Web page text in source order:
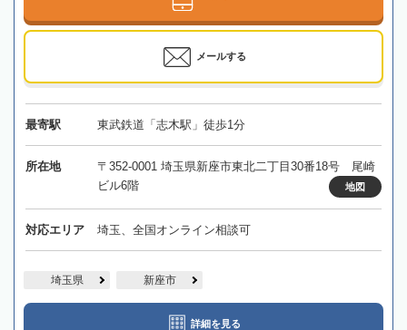
メールする
最寄駅 東武鉄道「志木駅」徒歩1分
所在地
〒352-0001 埼玉県新座市東北二丁目30番18号 尾崎
ビル6階
地図
対応エリア 埼玉、全国オンライン相談可
埼玉県 新座市
詳細を見る